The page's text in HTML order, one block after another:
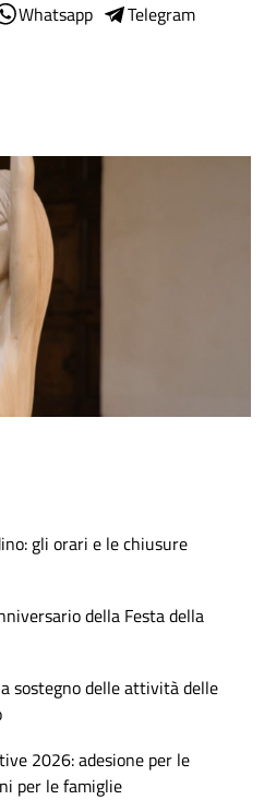
Whatsapp
Telegram
gli orari e le chiusure
della Festa della
sostegno delle attività delle
2026: adesione per le
per le famiglie